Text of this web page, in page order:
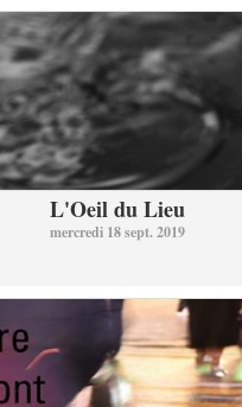
L'Oeil du Lieu
mercredi 18 sept. 2019